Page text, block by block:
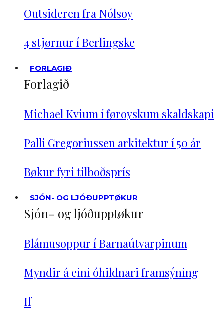
Outsideren fra Nólsoy
4 stjørnur í Berlingske
FORLAGIÐ
Forlagið
Michael Kvium í føroyskum skaldskapi
Palli Gregoriussen arkitektur í 50 ár
Bøkur fyri tilboðsprís
SJÓN- OG LJÓÐUPPTØKUR
Sjón- og ljóðupptøkur
Blámusoppur í Barnaútvarpinum
Myndir á eini óhildnari framsýning
If